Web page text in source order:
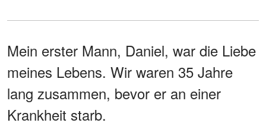
Mein erster Mann, Daniel, war die Liebe
meines Lebens. Wir waren 35 Jahre
lang zusammen, bevor er an einer
Krankheit starb.